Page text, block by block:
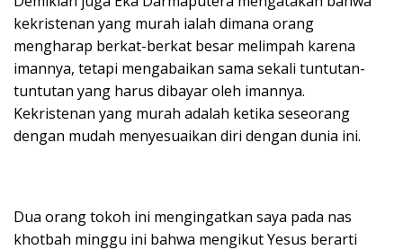
kekristenan yang murah ialah dimana orang
mengharap berkat-berkat besar melimpah karena
imannya, tetapi mengabaikan sama sekali tuntutan-
tuntutan yang harus dibayar oleh imannya.
Kekristenan yang murah adalah ketika seseorang
dengan mudah menyesuaikan diri dengan dunia ini.
Dua orang tokoh ini mengingatkan saya pada nas
khotbah minggu ini bahwa mengikut Yesus berarti